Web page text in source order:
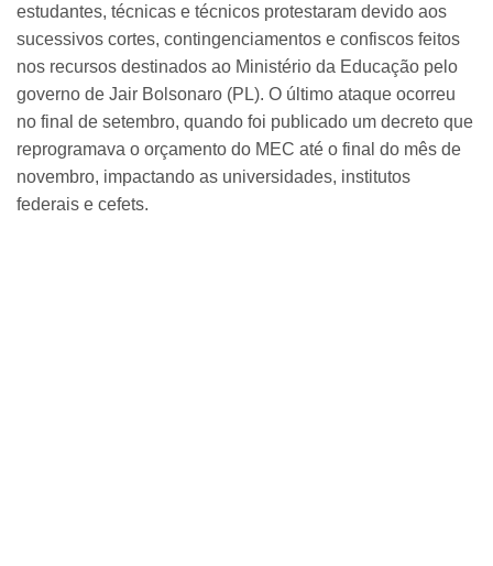
estudantes, técnicas e técnicos protestaram devido aos
sucessivos cortes, contingenciamentos e confiscos feitos
nos recursos destinados ao Ministério da Educação pelo
governo de Jair Bolsonaro (PL). O último ataque ocorreu
no final de setembro, quando foi publicado um decreto que
reprogramava o orçamento do MEC até o final do mês de
novembro, impactando as universidades, institutos
federais e cefets.